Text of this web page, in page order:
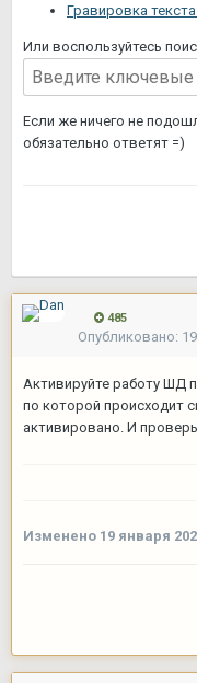
Гравировка
Или воспользуйтесь
Если же ничего не
обязательно ответят =)
485
Опубликовано:
Активируйте работу ШД
по которой происходит
активировано. И
Изменено 19 января